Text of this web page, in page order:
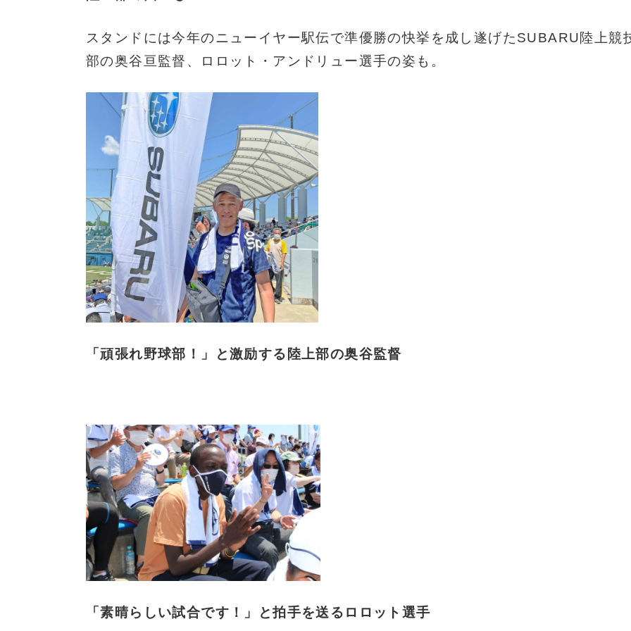
スタンドには今年のニューイヤー駅伝で準優勝の快挙を成し遂げたSUBARU陸上競
部の奥谷亘監督、ロロット・アンドリュー選手の姿も。
「頑張れ野球部！」と激励する陸上部の奥谷監督
「素晴らしい試合です！」と拍手を送るロロット選手